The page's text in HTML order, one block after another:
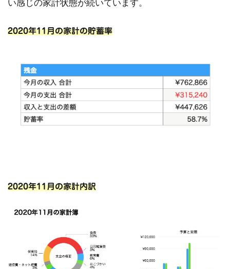
い感じの家計状態が続いています。
2020年11月の家計の貯蓄率
2020年11月の家計内訳